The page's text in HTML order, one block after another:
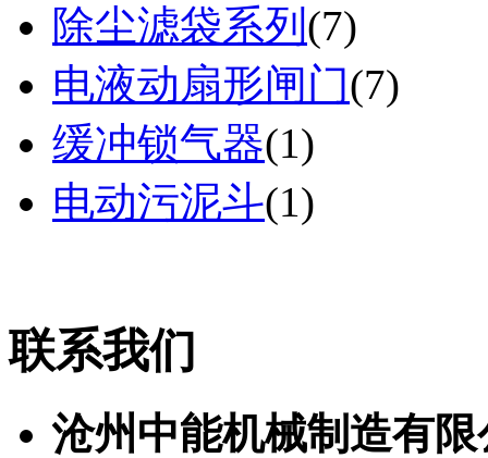
除尘滤袋系列 (7)
电液动扇形闸门(7)
缓冲锁气器(1)
电动污泥斗(1)
联系我们
沧州中能机械制造有限